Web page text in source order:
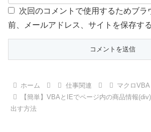
次回のコメントで使用するためブラ
前、メールアドレス、サイトを保存する
ホーム 仕事関連 マクロVBA
【簡単】VBAとIEでページ内の商品情報
出す方法